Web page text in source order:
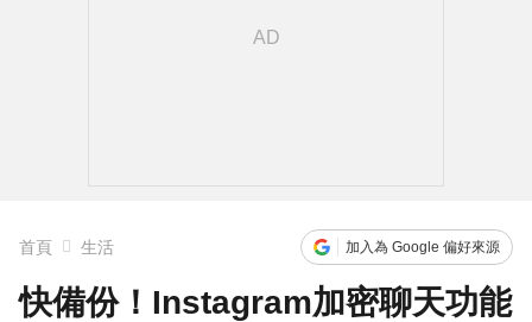
首頁 生活 加入為 Google 偏好來源
快備份！Instagram加密聊天功能